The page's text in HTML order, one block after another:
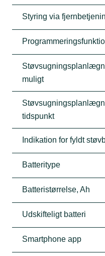
Styring via
muligt
tidspunkt
Indikation for fyldt
Batteritype
Batteristørrelse, Ah
Udskifteligt batteri
Smartphone app